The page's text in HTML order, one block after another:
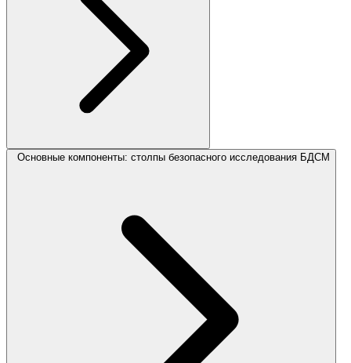
Основные компоненты: столпы безопасного исследования БДСМ